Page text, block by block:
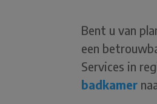
Bent u van
een
Services in
badkamer